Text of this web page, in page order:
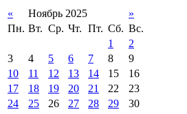
« Ноябрь 2025
»
Пн. Вт. Ср. Чт. Пт. Сб. Вс.
1
2
3
4 5 6 7 8
9
10
11 12 13 14 15
16
17
18 19 20 21 22
23
24
25 26 27 28 29 30